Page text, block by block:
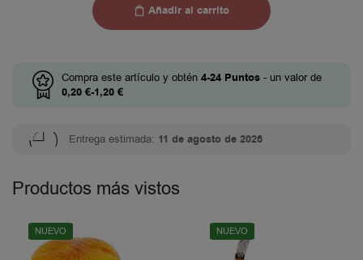
Añadir al carrito
Compra este artículo y obtén 4-24 Puntos - un valor de
0,20 €-1,20 €
Entrega estimada: 11 de agosto de 2026
Productos más vistos
NUEVO NUEVO